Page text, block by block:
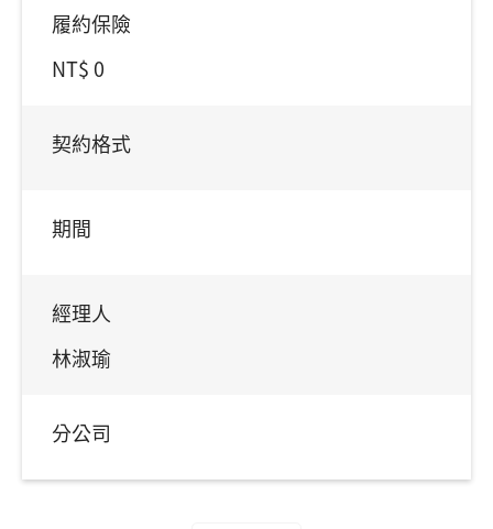
履約保險
NT$ 0
契約格式
期間
經理人
林淑瑜
分公司